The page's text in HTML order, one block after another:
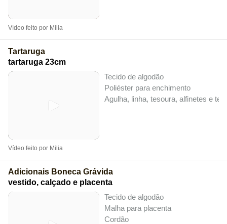
Vídeo feito por Milia
Tartaruga
tartaruga 23cm
Tecido de algodão
Poliéster para enchimento
Agulha, linha, tesoura, alfinetes e
Vídeo feito por Milia
Adicionais Boneca Grávida
vestido, calçado e placenta
Tecido de algodão
Malha para placenta
Cordão